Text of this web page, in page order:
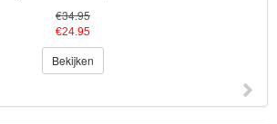
€34.95
€24.95
Bekijken